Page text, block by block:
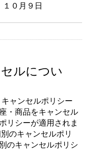
０月９日
ルについ
ャンセルポリシー
・商品をキャンセル
リシーが適用されま
のキャンセルポリ
のキャンセルポリシ